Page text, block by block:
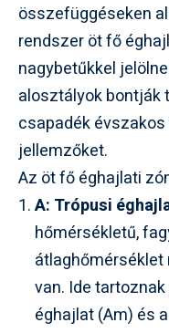
összefüggéseken
rendszer öt fő
nagybetűkkel
alosztályok bontják
csapadék
jellemzőket.
Az öt fő éghajlati
A: Trópusi
hőmérsékletű,
átlaghőmérséklet
van. Ide
éghajlat (Am) és